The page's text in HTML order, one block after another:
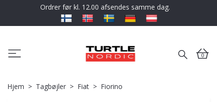
Ordrer før kl. 12.00 afsendes samme dag.
0
Hjem Tagbøjler Fiat Fiorino